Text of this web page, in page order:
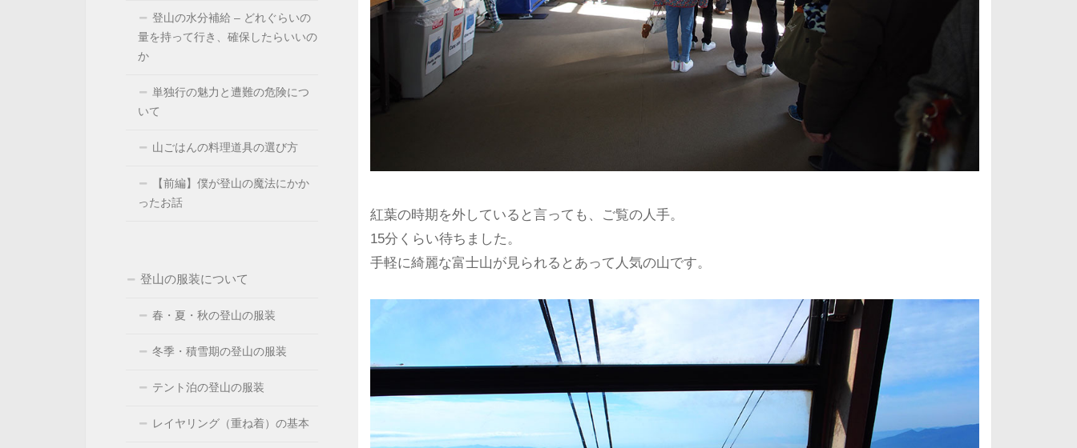
紅葉の時期を外していると言っても、ご覧の人手。
15分くらい待ちました。
手軽に綺麗な富士山が見られるとあって人気の山です。
登山の水分補給 – どれぐらいの
量を持って行き、確保したらいいの
か
単独行の魅力と遭難の危険につ
いて
山ごはんの料理道具の選び方
【前編】僕が登山の魔法にかか
ったお話
登山の服装について
春・夏・秋の登山の服装
冬季・積雪期の登山の服装
テント泊の登山の服装
レイヤリング（重ね着）の基本